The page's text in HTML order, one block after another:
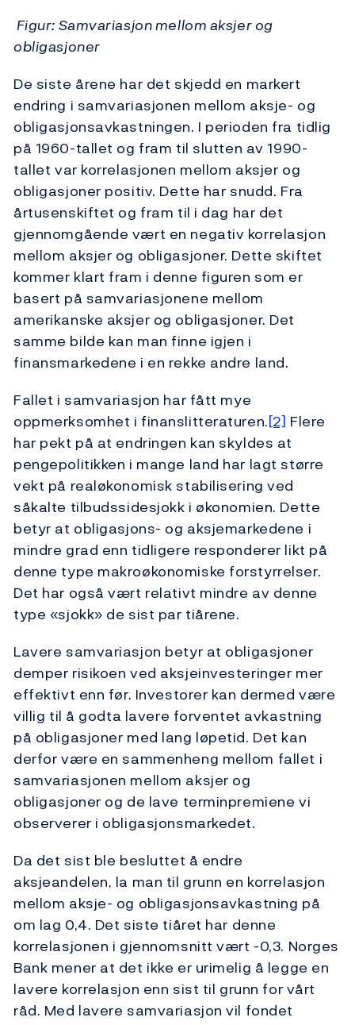
Figur: Samvariasjon mellom aksjer og
obligasjoner
De siste årene har det skjedd en markert
endring i samvariasjonen mellom aksje- og
obligasjonsavkastningen. I perioden fra tidlig
på 1960-tallet og fram til slutten av 1990-
tallet var korrelasjonen mellom aksjer og
obligasjoner positiv. Dette har snudd. Fra
årtusenskiftet og fram til i dag har det
gjennomgående vært en negativ korrelasjon
mellom aksjer og obligasjoner. Dette skiftet
kommer klart fram i denne figuren som er
basert på samvariasjonene mellom
amerikanske aksjer og obligasjoner. Det
samme bilde kan man finne igjen i
finansmarkedene i en rekke andre land.
Fallet i samvariasjon har fått mye
oppmerksomhet i finanslitteraturen.[2] Flere
har pekt på at endringen kan skyldes at
pengepolitikken i mange land har lagt større
vekt på realøkonomisk stabilisering ved
såkalte tilbudssidesjokk i økonomien. Dette
betyr at obligasjons- og aksjemarkedene i
mindre grad enn tidligere responderer likt på
denne type makroøkonomiske forstyrrelser.
Det har også vært relativt mindre av denne
type «sjokk» de sist par tiårene.
Lavere samvariasjon betyr at obligasjoner
demper risikoen ved aksjeinvesteringer mer
effektivt enn før. Investorer kan dermed være
villig til å godta lavere forventet avkastning
på obligasjoner med lang løpetid. Det kan
derfor være en sammenheng mellom fallet i
samvariasjonen mellom aksjer og
obligasjoner og de lave terminpremiene vi
observerer i obligasjonsmarkedet.
Da det sist ble besluttet å endre
aksjeandelen, la man til grunn en korrelasjon
mellom aksje- og obligasjonsavkastning på
om lag 0,4. Det siste tiåret har denne
korrelasjonen i gjennomsnitt vært -0,3. Norges
Bank mener at det ikke er urimelig å legge en
lavere korrelasjon enn sist til grunn for vårt
råd. Med lavere samvariasjon vil fondet